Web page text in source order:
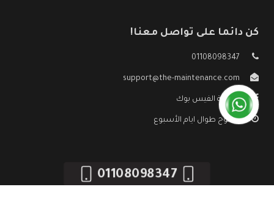
كن دائما على تواصل معنا!
01108098347
support@the-maintenance.com
صفحة الفيس بوك
مفتوح طوال ايام الأسبوع
01108098347